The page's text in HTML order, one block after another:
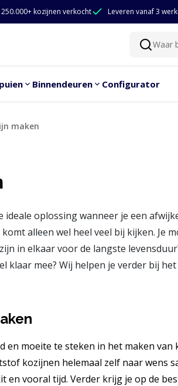
250.000+ kozijnen verkocht Leveren vanaf 3
Zoeken
Waar
Binnendeuren Configurator
maken
ideale oplossing wanneer je een
alleen wel heel veel bij kijken. Je
in elkaar voor de langste
klaar mee? Wij helpen je verder bij
en moeite te steken in het maken
kozijnen helemaal zelf naar wens
en vooral tijd. Verder krijg je op de